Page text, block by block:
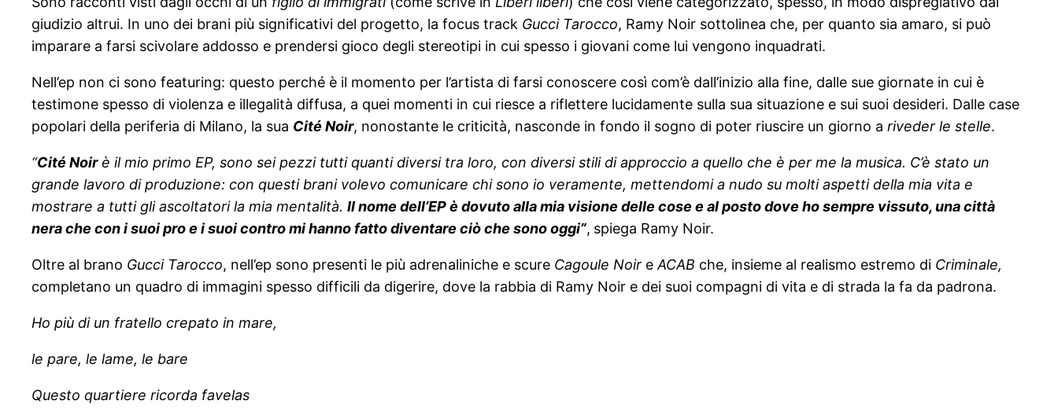
giudizio altrui. In uno dei brani più significativi del progetto, la focus track Gucci Tarocco, Ramy Noir sottolinea che, per quanto sia amaro, si può
imparare a farsi scivolare addosso e prendersi gioco degli stereotipi in cui spesso i giovani come lui vengono inquadrati.
Nell’ep non ci sono featuring: questo perché è il momento per l’artista di farsi conoscere così com’è dall’inizio alla fine, dalle sue giornate in cui è
testimone spesso di violenza e illegalità diffusa, a quei momenti in cui riesce a riflettere lucidamente sulla sua situazione e sui suoi desideri. Dalle case
popolari della periferia di Milano, la sua Cité Noir, nonostante le criticità, nasconde in fondo il sogno di poter riuscire un giorno a riveder le stelle.
“Cité Noirè il mio primo EP, sono sei pezzi tutti quanti diversi tra loro, con diversi stili di approccio a quello che è per me la musica. C’è stato un
grande lavoro di produzione: con questi brani volevo comunicare chi sono io veramente, mettendomi a nudo su molti aspetti della mia vita e
mostrare a tutti gli ascoltatori la mia mentalità. Il nome dell’EP è dovuto alla mia visione delle cose e al posto dove ho sempre vissuto, una città
nera che con i suoi pro e i suoi contro mi hanno fatto diventare ciò che sono oggi”, spiega Ramy Noir.
Oltre al brano Gucci Tarocco, nell’ep sono presenti le più adrenaliniche e scure Cagoule Noir eACAB che, insieme al realismo estremo di Criminale,
completano un quadro di immagini spesso difficili da digerire, dove la rabbia di Ramy Noir e dei suoi compagni di vita e di strada la fa da padrona.
Ho più di un fratello crepato in mare,
le pare, le lame, le bare
Questo quartiere ricorda favelas